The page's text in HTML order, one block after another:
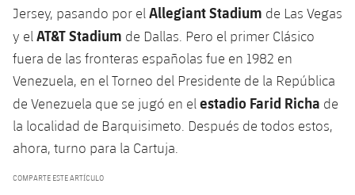
Jersey, pasando por el Allegiant Stadium de Las Vegas
y el AT&T Stadium de Dallas. Pero el primer Clásico
fuera de las fronteras españolas fue en 1982 en
Venezuela, en el Torneo del Presidente de la República
de Venezuela que se jugó en el estadio Farid Richa de
la localidad de Barquisimeto. Después de todos estos,
ahora, turno para la Cartuja.
COMPARTE ESTE ARTÍCULO